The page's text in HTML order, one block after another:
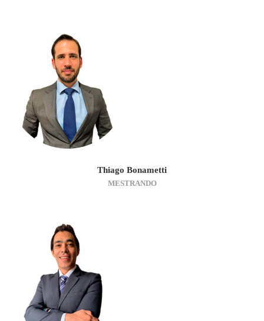
Thiago Bonametti
MESTRANDO